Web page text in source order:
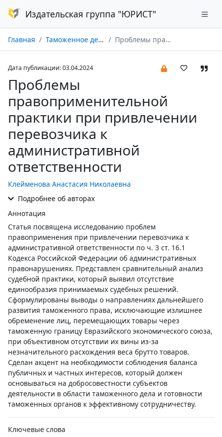
Издательская группа "ЮРИСТ"
Главная Таможенное дело № 02/2024 Проблемы правоприменительной практики при привлечении перевозчика к административной ответственности
Дата публикации: 03.04.2024
Проблемы
правоприменительной
практики при привлечении
перевозчика к
административной
ответственности
Клейменова Анастасия Николаевна
Подробнее об авторах
Аннотация
Статья посвящена исследованию проблем
правоприменения при привлечении перевозчика к
административной ответственности по ч. 3 ст. 16.1
Кодекса Российской Федерации об административных
правонарушениях. Представлен сравнительный анализ
судебной практики, который выявил отсутствие
единообразия принимаемых судебных решений.
Сформулированы выводы о направлениях дальнейшего
развития таможенного права, исключающие излишнее
обременение лиц, перемещающих товары через
таможенную границу Евразийского экономического союза,
при объективном отсутствии их вины из-за
незначительного расхождения веса брутто товаров.
Сделан акцент на необходимости соблюдения баланса
публичных и частных интересов, который должен
основываться на добросовестности субъектов
деятельности в области таможенного дела и готовности
таможенных органов к эффективному сотрудничеству.
Ключевые слова